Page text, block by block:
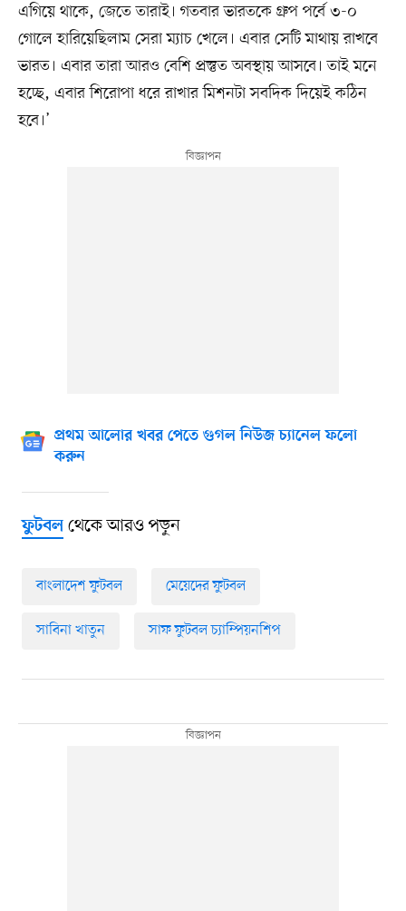
এগিয়ে থাকে, জেতে তারাই। গতবার ভারতকে গ্রুপ পর্বে ৩-০
গোলে হারিয়েছিলাম সেরা ম্যাচ খেলে। এবার সেটি মাথায় রাখবে
ভারত। এবার তারা আরও বেশি প্রস্তুত অবস্থায় আসবে। তাই মনে
হচ্ছে, এবার শিরোপা ধরে রাখার মিশনটা সবদিক দিয়েই কঠিন
হবে।’
প্রথম আলোর খবর পেতে গুগল নিউজ চ্যানেল ফলো
করুন
ফুটবলথেকে আরও পড়ুন
বাংলাদেশ ফুটবল মেয়েদের ফুটবল
সাবিনা খাতুন সাফ ফুটবল চ্যাম্পিয়নশিপ